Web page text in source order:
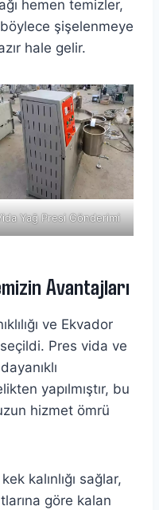
hemen temizler,
şişelenmeye
hale gelir.
Yağ Presi Gönderimi
Avantajları
ve Ekvador
Pres vida ve
yapılmıştır, bu
hizmet ömrü
kalınlığı sağlar,
göre kalan